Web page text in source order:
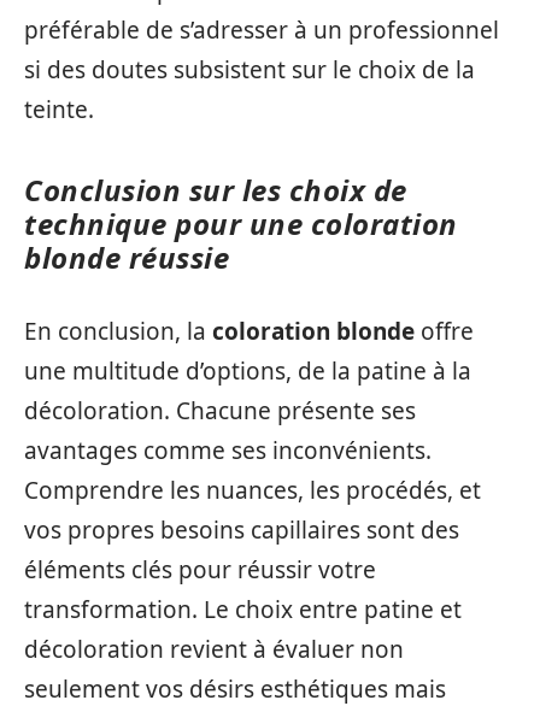
préférable de s’adresser à un professionnel
si des doutes subsistent sur le choix de la
teinte.
Conclusion sur les choix de
technique pour une coloration
blonde réussie
En conclusion, la coloration blonde offre
une multitude d’options, de la patine à la
décoloration. Chacune présente ses
avantages comme ses inconvénients.
Comprendre les nuances, les procédés, et
vos propres besoins capillaires sont des
éléments clés pour réussir votre
transformation. Le choix entre patine et
décoloration revient à évaluer non
seulement vos désirs esthétiques mais